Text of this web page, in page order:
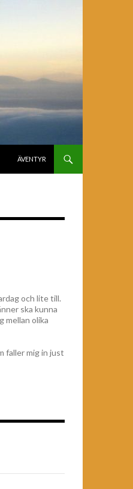
ÄVENTYR
och lite till.
ska kunna
mellan olika
faller mig in just